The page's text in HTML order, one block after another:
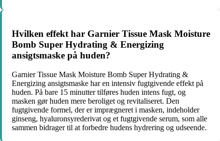
Hvilken effekt har Garnier Tissue Mask Moisture
Bomb Super Hydrating & Energizing
ansigtsmaske på huden?
Garnier Tissue Mask Moisture Bomb Super Hydrating &
Energizing ansigtsmaske har en intensiv fugtgivende effekt på
huden. På bare 15 minutter tilføres huden intens fugt, og
masken gør huden mere beroliget og revitaliseret. Den
fugtgivende formel, der er imprægneret i masken, indeholder
ginseng, hyaluronsyrederivat og et fugtgivende serum, som alle
sammen bidrager til at forbedre hudens hydrering og udseende.